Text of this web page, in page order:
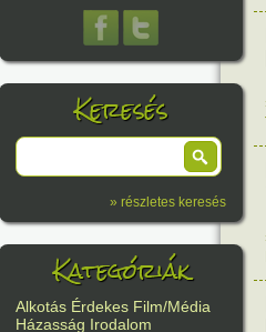
Keresés
» részletes keresés
Kategóriák
Alkotás Érdekes Film/Média
Házasság Irodalom